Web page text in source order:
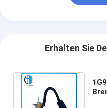
Erhalten Sie